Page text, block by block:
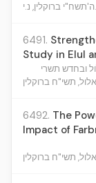
ה'תשח"י ברוקלין, נ.י.
6491.
Study in Elul
ובחדש תשרי
6492. The
Impact of